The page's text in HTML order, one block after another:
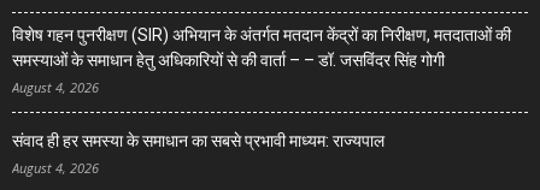
विशेष गहन पुनरीक्षण (SIR) अभियान के अंतर्गत मतदान केंद्रों का निरीक्षण, मतदाताओं की
समस्याओं के समाधान हेतु अधिकारियों से की वार्ता – – डॉ. जसविंदर सिंह गोगी
August 4, 2026
संवाद ही हर समस्या के समाधान का सबसे प्रभावी माध्यम: राज्यपाल
August 4, 2026